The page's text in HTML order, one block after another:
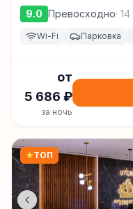
9.0 Превосходно· 14
Wi-Fi Парковка
от
5 686 ₽
за ночь
★ТОП